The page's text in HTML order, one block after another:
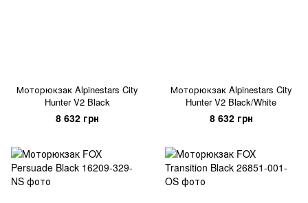
Моторюкзак Alpinestars City
Hunter V2 Black
8 632 грн
Моторюкзак Alpinestars City
Hunter V2 Black/White
8 632 грн